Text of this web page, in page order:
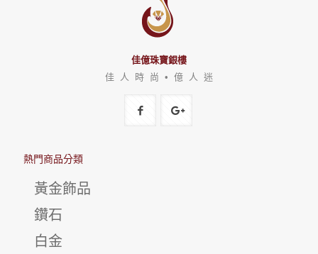
佳億珠寶銀樓
佳 人 時 尚 • 億 人 迷
熱門商品分類
黃金飾品
鑽石
白金